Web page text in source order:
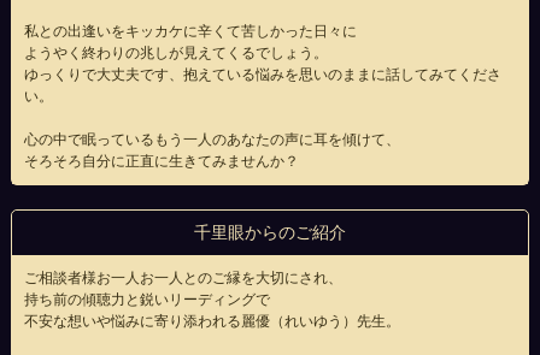
私との出逢いをキッカケに辛くて苦しかった日々に
ようやく終わりの兆しが見えてくるでしょう。
ゆっくりで大丈夫です、抱えている悩みを思いのままに話してみてくださ
い。
心の中で眠っているもう一人のあなたの声に耳を傾けて、
そろそろ自分に正直に生きてみませんか？
千里眼からのご紹介
ご相談者様お一人お一人とのご縁を大切にされ、
持ち前の傾聴力と鋭いリーディングで
不安な想いや悩みに寄り添われる麗優（れいゆう）先生。